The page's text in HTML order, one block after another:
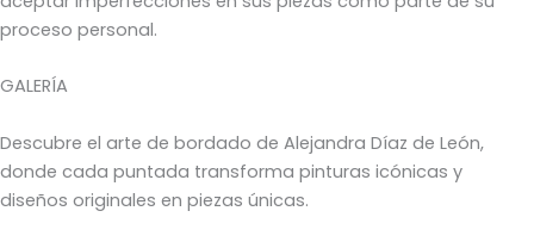
proceso personal.
GALERÍA
Descubre el arte de bordado de Alejandra Díaz de León,
donde cada puntada transforma pinturas icónicas y
diseños originales en piezas únicas.